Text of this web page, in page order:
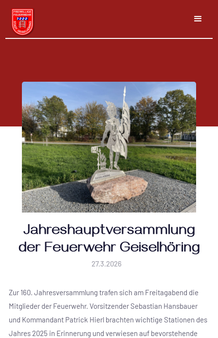
Jahreshauptversammlung
der Feuerwehr Geiselhöring
27.3.2026
Zur 160. Jahresversammlung trafen sich am Freitagabend die
Mitglieder der Feuerwehr. Vorsitzender Sebastian Hansbauer
und Kommandant Patrick Hierl brachten wichtige Stationen des
Jahres 2025 in Erinnerung und verwiesen auf bevorstehende